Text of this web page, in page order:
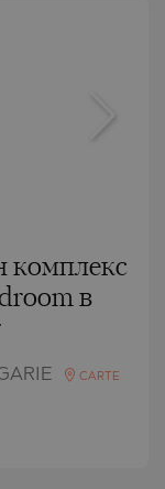
комплекс
в
CARTE